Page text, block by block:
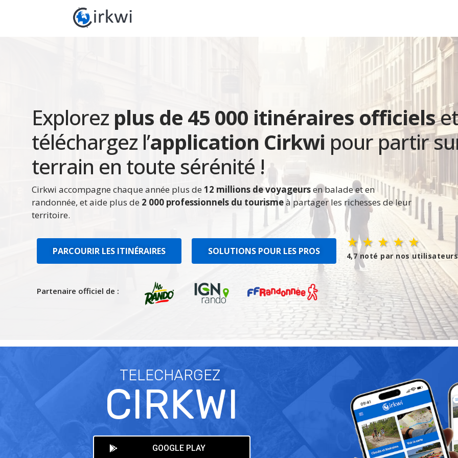
Explorezplus de 45 000 itinéraires officielset
téléchargez l’application Cirkwi pour partir
terrain en toute sérénité !
Cirkwi accompagne chaque année plus de 12 millions de voyageursen balade et en
randonnée, et aide plus de 2 000 professionnels du tourismeà partager les richesses de leur
territoire.
PARCOURIR LES ITINÉRAIRES SOLUTIONS POUR LES PROS
★ ★ ★ ★ ★
4,7 noté par nos utilisateurs
Partenaire officiel de :
TELECHARGEZ
CIRKWI
GOOGLE PLAY